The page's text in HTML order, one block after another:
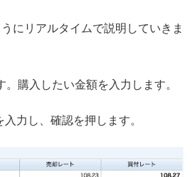
にリアルタイムで説明していきま
購入したい金額を入力します。
力し、確認を押します。